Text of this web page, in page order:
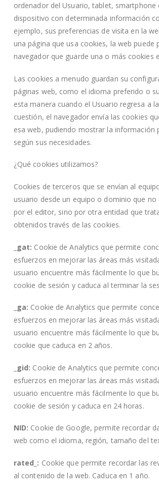
ordenador del Usuario, tablet,
dispositivo con determinada información
ejemplo, sus preferencias de visita en la
una página que usa cookies, la web puede
navegador que guarde una o más cookies
Las cookies a menudo guardan su
páginas web, como el idioma preferido o
esta manera cuando el Usuario regresa a
cuestión, el navegador envía las cookies
esa web, pudiendo mostrar la información
según sus necesidades.
¿Qué cookies utilizamos?
Cookies de terceros que se envían al
usuario desde un equipo o dominio que no
por el editor, sino por otra entidad que
obtenidos través de las cookies.
_gat: Cookie de Analytics que permite
esfuerzos en mejorar las áreas más
usuario encuentre más fácilmente lo que
cookie de sesión y caduca al terminar la
_ga: Cookie de Analytics que permite
esfuerzos en mejorar las áreas más
usuario encuentre más fácilmente lo que
cookie que caduca en 2 años.
_gid: Cookie de Analytics que permite
esfuerzos en mejorar las áreas más
usuario encuentre más fácilmente lo que
cookie de sesión y caduca en 24 horas.
NID: Cookie de Google, permite recordar
web como el idioma, región, tamaño del
rated_: Cookie que permite recordar las
al contenido de la web. Caduca en 1 año.